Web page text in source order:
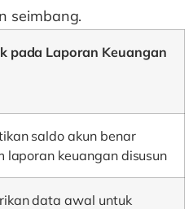
seimbang.
pada Laporan Keuangan
saldo akun benar
laporan keuangan disusun
data awal untuk